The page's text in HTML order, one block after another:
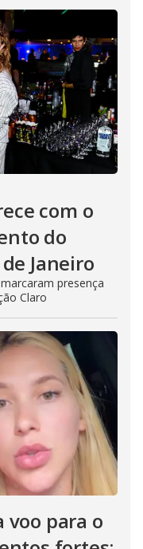
com o
do
Janeiro
presença
Claro
voo para o